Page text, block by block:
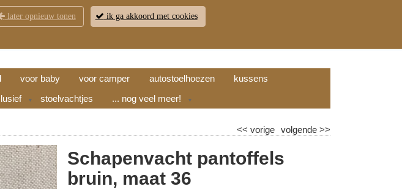
CONTACT OPENINGSTIJDEN RETOUR WINKELWAGEN (
voor baby voor camper autostoelhoezen
kussens
▼ stoelvachtjes ... nog veel meer! ▼
volgende>>
<< vorige
Schapenvacht pantoffels
bruin, maat 36
later opnieuw tonen ik ga akkoord met cookies